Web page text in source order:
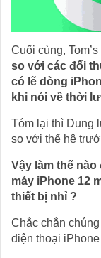
Cuối cùng,
so với các đối
có lẽ dòng
khi nói về thời
Tóm lại thì Dung
so với thế hệ
Vậy làm thế
máy iPhone 12
thiết bị nhỉ ?
Chắc chắn
điện thoại iPhone